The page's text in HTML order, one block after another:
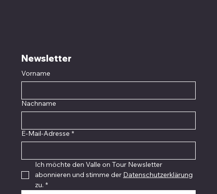
Newsletter
Vorname
Nachname
E-Mail-Adresse *
Ich möchte den Valle on Tour Newsletter
abonnieren und stimme der Datenschutzerklärung
zu. *